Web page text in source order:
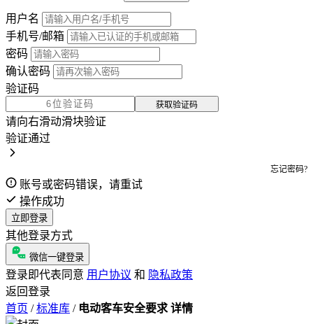
用户名
手机号/邮箱
密码
确认密码
验证码
获取验证码
请向右滑动滑块验证
验证通过
忘记密码?
账号或密码错误，请重试
操作成功
立即登录
其他登录方式
微信一键登录
登录即代表同意 用户协议 和 隐私政策
返回登录
首页 / 标准库 / 电动客车安全要求 详情